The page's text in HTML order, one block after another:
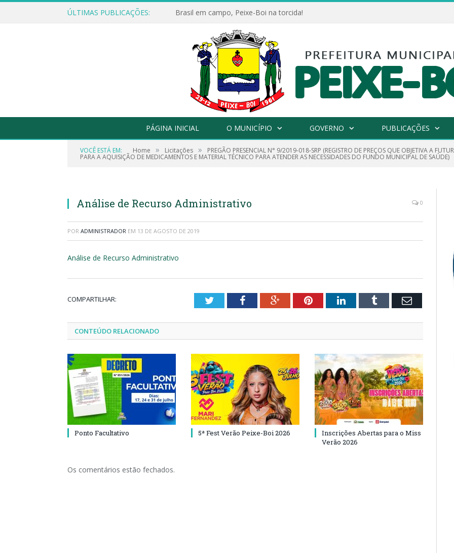
ÚLTIMAS PUBLICAÇÕES: Brasil em campo, Peixe-Boi na torcida!
PÁGINA INICIAL O MUNICÍPIO GOVERNO PUBLICAÇÕES
VOCÊ ESTÁ EM: Home » Licitações » PREGÃO PRESENCIAL N° 9/2019-018-SRP (REGISTRO DE PREÇOS QUE OBJETIVA A
PARA A AQUISIÇÃO DE MEDICAMENTOS E MATERIAL TÉCNICO PARA ATENDER AS NECESSIDADES DO FUNDO MUNICIPAL DE SAÚDE)
Análise de Recurso Administrativo 0
POR ADMINISTRADOR EM 13 DE AGOSTO DE 2019
Análise de Recurso Administrativo
COMPARTILHAR: TwitterFacebookGoogle+PinterestLinkedInTumblr Email
CONTEÚDO RELACIONADO
Ponto Facultativo 5ª Fest Verão Peixe-Boi 2026
Inscrições Abertas para o Miss
Verão 2026
Os comentários estão fechados.